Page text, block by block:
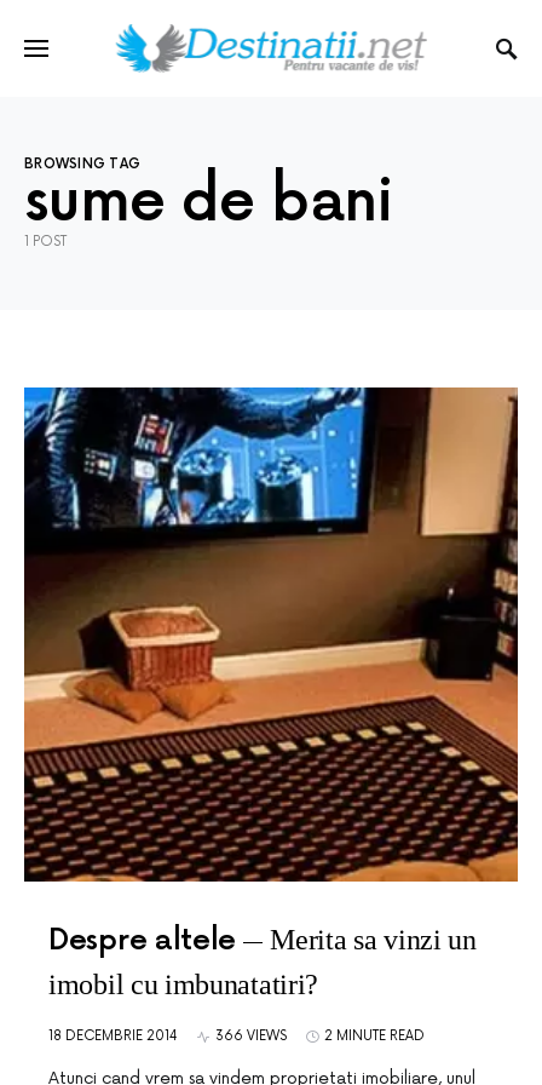
BROWSING TAG
sume de bani
1 POST
Despre altele
Merita sa vinzi un
imobil cu imbunatatiri?
18 DECEMBRIE 2014 366 VIEWS 2 MINUTE READ
Atunci cand vrem sa vindem proprietati imobiliare, unul